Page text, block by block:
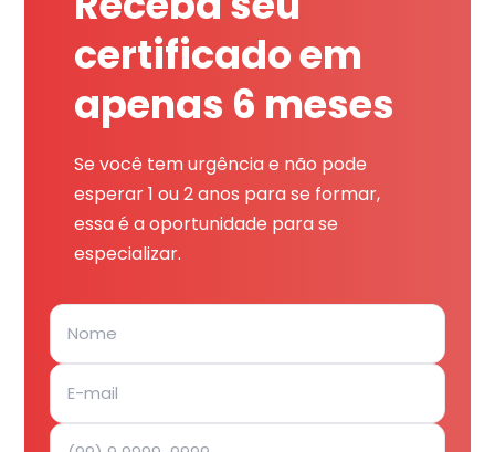
certificado em
apenas 6 meses
Se você tem urgência e não pode
esperar 1 ou 2 anos para se formar,
essa é a oportunidade para se
especializar.